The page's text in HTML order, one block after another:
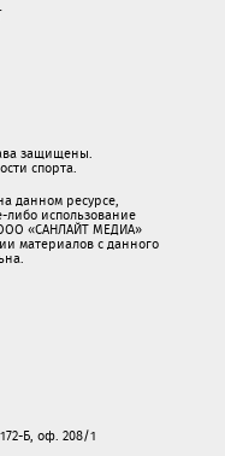
защищены.
спорта.
данном ресурсе,
использование
«САНЛАЙТ МЕДИА»
материалов с данного
Б, оф. 208/1